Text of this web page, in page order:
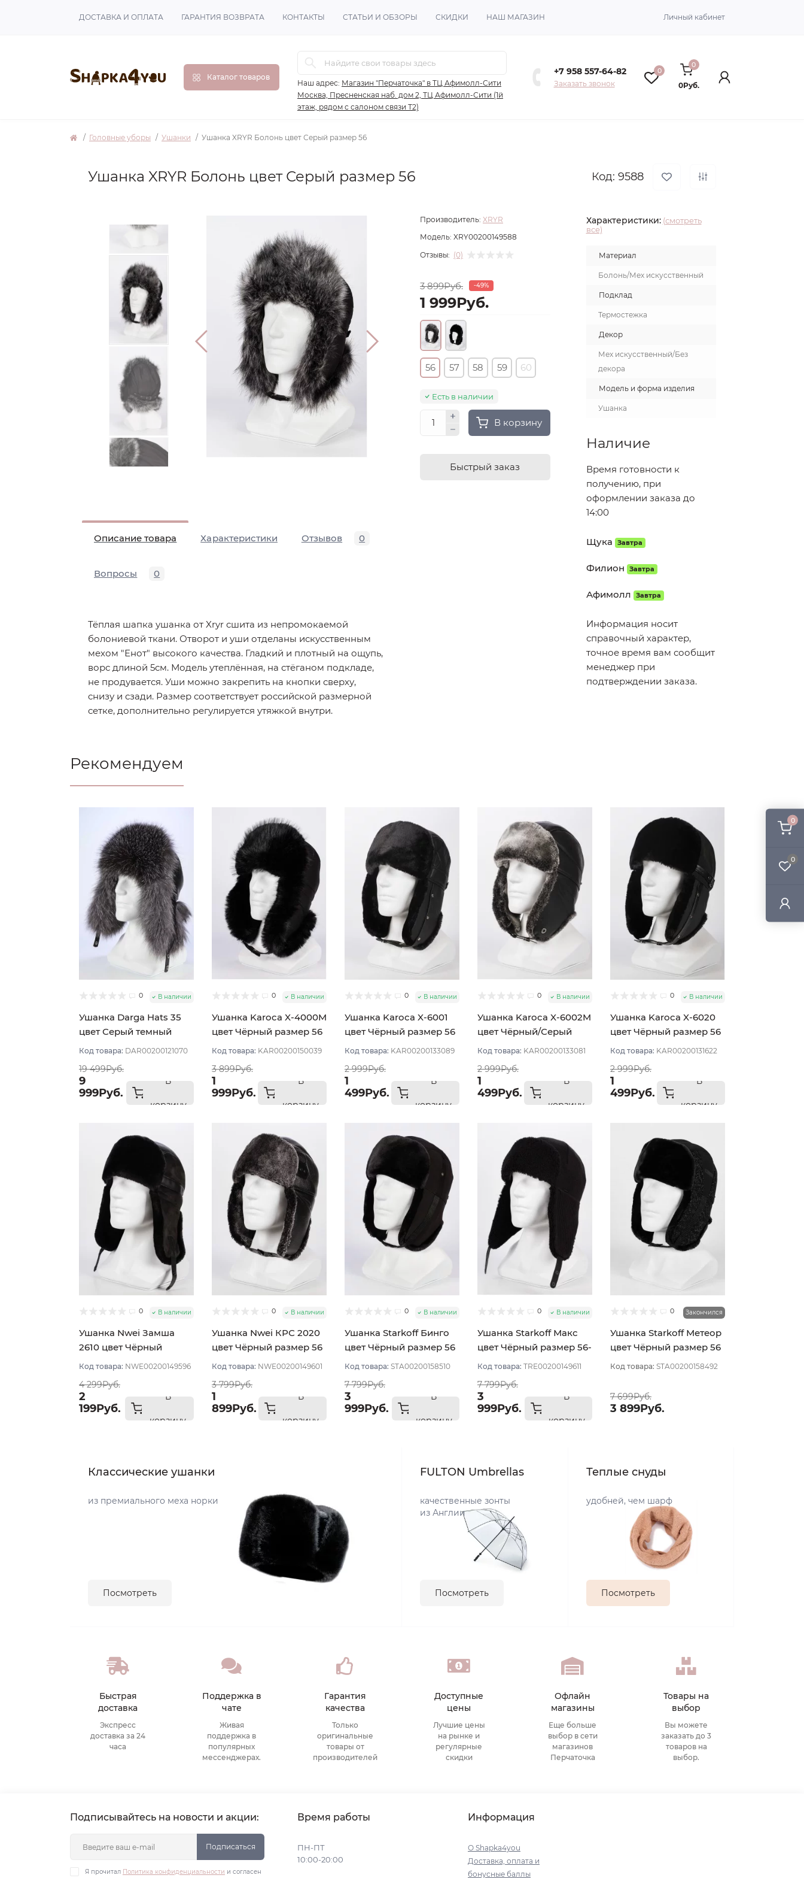
0
0
ДОСТАВКА И ОПЛАТА ГАРАНТИЯ ВОЗВРАТА КОНТАКТЫ СТАТЬИ И ОБЗОРЫ СКИДКИ НАШ МАГАЗИН Личный кабинет
Каталог товаров
Наш адрес: Магазин "Перчаточка" в ТЦ Афимолл-Сити
Москва, Пресненская наб. дом 2, ТЦ Афимолл-Сити (1й
этаж, рядом с салоном связи Т2)
+7 958 557-64-82
Заказать звонок
0
0
0Руб.
Головные уборы Ушанки Ушанка XRYR Болонь цвет Серый размер 56
Ушанка XRYR Болонь цвет Серый размер 56 Код: 9588
Описание товара Характеристики Отзывов 0
Вопросы 0
Тёплая шапка ушанка от Xryr сшита из непромокаемой
болониевой ткани. Отворот и уши отделаны искусственным
мехом "Енот" высокого качества. Гладкий и плотный на ощупь,
ворс длиной 5см. Модель утеплённая, на стёганом подкладе,
не продувается. Уши можно закрепить на кнопки сверху,
снизу и сзади. Размер соответствует российской размерной
сетке, дополнительно регулируется утяжкой внутри.
Производитель: XRYR
Модель: XRY00200149588
Отзывы: (0)
3 899Руб. -49%
1 999Руб.
56 57 58 59 60
Есть в наличии
В корзину
Быстрый заказ
Характеристики: (смотреть
все)
Материал
Болонь/Мех искусственный
Подклад
Термостежка
Декор
Мех искусственный/Без
декора
Модель и форма изделия
Ушанка
Наличие
Время готовности к
получению, при
оформлении заказа до
14:00
Щука Завтра
Филион Завтра
Афимолл Завтра
Информация носит
справочный характер,
точное время вам сообщит
менеджер при
подтверждении заказа.
Рекомендуем
0 В наличии
Ушанка Darga Hats 35
цвет Серый темный
размер 58-59
Код товара: DAR00200121070
19 499Руб.
9
999Руб.
В
корзину
0 В наличии
Ушанка Karoca X-4000M
цвет Чёрный размер 56
Код товара: KAR00200150039
3 899Руб.
1
999Руб.
В
корзину
0 В наличии
Ушанка Karoca X-6001
цвет Чёрный размер 56
Код товара: KAR00200133089
2 999Руб.
1
499Руб.
В
корзину
0 В наличии
Ушанка Karoca X-6002M
цвет Чёрный/Серый
размер 56
Код товара: KAR00200133081
2 999Руб.
1
499Руб.
В
корзину
0 В наличии
Ушанка Karoca X-6020
цвет Чёрный размер 56
Код товара: KAR00200131622
2 999Руб.
1
499Руб.
В
корзину
0 В наличии
Ушанка Nwei Замша
2610 цвет Чёрный
размер 57
Код товара: NWE00200149596
4 299Руб.
2
199Руб.
В
корзину
0 В наличии
Ушанка Nwei КРС 2020
цвет Чёрный размер 56
Код товара: NWE00200149601
3 799Руб.
1
899Руб.
В
корзину
0 В наличии
Ушанка Starkoff Бинго
цвет Чёрный размер 56
Код товара: STA00200158510
7 799Руб.
3
999Руб.
В
корзину
0 В наличии
Ушанка Starkoff Макс
цвет Чёрный размер 56-
58
Код товара: TRE00200149611
7 799Руб.
3
999Руб.
В
корзину
0 Закончился
Ушанка Starkoff Метеор
цвет Чёрный размер 56
Код товара: STA00200158492
7 699Руб.
3 899Руб.
Классические ушанки
из премиального меха норки
Посмотреть
FULTON Umbrellas
качественные зонты
из Англии
Посмотреть
Теплые снуды
удобней, чем шарф
Посмотреть
Быстрая
доставка
Экспресс
доставка за 24
часа
Поддержка в
чате
Живая
поддержка в
популярных
мессенджерах.
Гарантия
качества
Только
оригинальные
товары от
производителей
Доступные
цены
Лучшие цены
на рынке и
регулярные
скидки
Офлайн
магазины
Еще больше
выбор в сети
магазинов
Перчаточка
Товары на
выбор
Вы можете
заказать до 3
товаров на
выбор.
Подписывайтесь на новости и акции:
Подписаться
Я прочитал Политика конфиденциальности и согласен
Время работы
ПН-ПТ
10:00-20:00
Информация
О Shapka4you
Доставка, оплата и
бонусные баллы